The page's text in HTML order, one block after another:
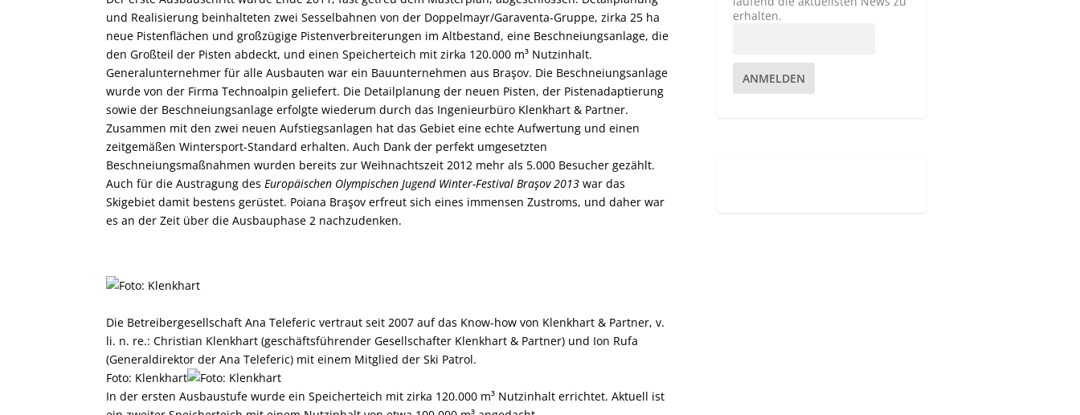
und Realisierung beinhalteten zwei Sesselbahnen von der Doppelmayr/Garaventa-Gruppe, zirka 25 ha
neue Pistenflächen und großzügige Pistenverbreiterungen im Altbestand, eine Beschneiungsanlage, die
den Großteil der Pisten abdeckt, und einen Speicherteich mit zirka 120.000 m³ Nutzinhalt.
Generalunternehmer für alle Ausbauten war ein Bauunternehmen aus Braşov. Die Beschneiungsanlage
wurde von der Firma Technoalpin geliefert. Die Detailplanung der neuen Pisten, der Pistenadaptierung
sowie der Beschneiungsanlage erfolgte wiederum durch das Ingenieurbüro Klenkhart & Partner.
Zusammen mit den zwei neuen Aufstiegsanlagen hat das Gebiet eine echte Aufwertung und einen
zeitgemäßen Wintersport-Standard erhalten. Auch Dank der perfekt umgesetzten
Beschneiungsmaßnahmen wurden bereits zur Weihnachtszeit 2012 mehr als 5.000 Besucher gezählt.
Auch für die Austragung des Europäischen Olympischen Jugend Winter-Festival Braşov 2013 war das
Skigebiet damit bestens gerüstet. Poiana Braşov erfreut sich eines immensen Zustroms, und daher war
es an der Zeit über die Ausbauphase 2 nachzudenken.
Die Betreibergesellschaft Ana Teleferic vertraut seit 2007 auf das Know-how von Klenkhart & Partner, v.
li. n. re.: Christian Klenkhart (geschäftsführender Gesellschafter Klenkhart & Partner) und Ion Rufa
(Generaldirektor der Ana Teleferic) mit einem Mitglied der Ski Patrol.
Foto: Klenkhart
In der ersten Ausbaustufe wurde ein Speicherteich mit zirka 120.000 m³ Nutzinhalt errichtet. Aktuell ist
erhalten.
ANMELDEN